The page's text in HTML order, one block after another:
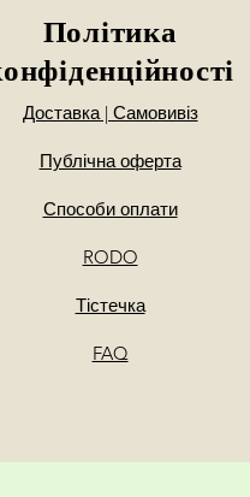
Політика
Доставка | Самовивіз
Публічна оферта
Способи оплати
RODO
Тістечка
FAQ